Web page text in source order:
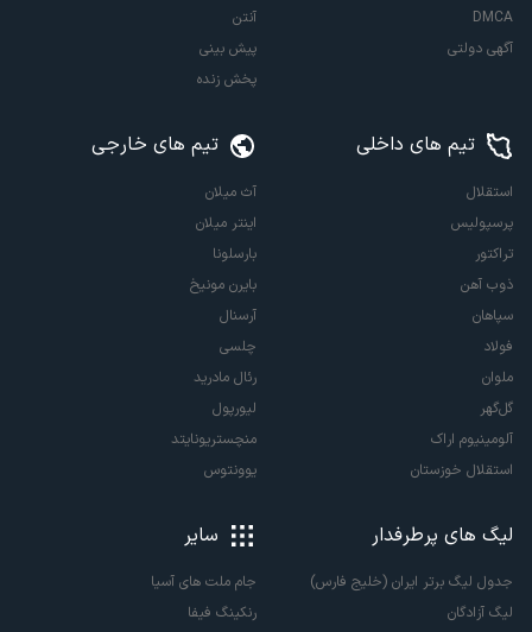
DMCA
آگهی دولتی
آنتن
پیش بینی
پخش زنده
تیم های داخلی
استقلال
پرسپولیس
تراکتور
ذوب آهن
سپاهان
فولاد
ملوان
گل‌گهر
آلومینیوم اراک
استقلال خوزستان
تیم های خارجی
آث میلان
اینتر میلان
بارسلونا
بایرن مونیخ
آرسنال
چلسی
رئال مادرید
لیورپول
منچستریونایتد
یوونتوس
لیگ های پرطرفدار
جدول لیگ برتر ایران (خلیج فارس)
لیگ آزادگان
سایر
جام ملت های آسیا
رنکینگ فیفا